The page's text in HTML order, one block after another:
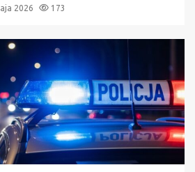
2026 173